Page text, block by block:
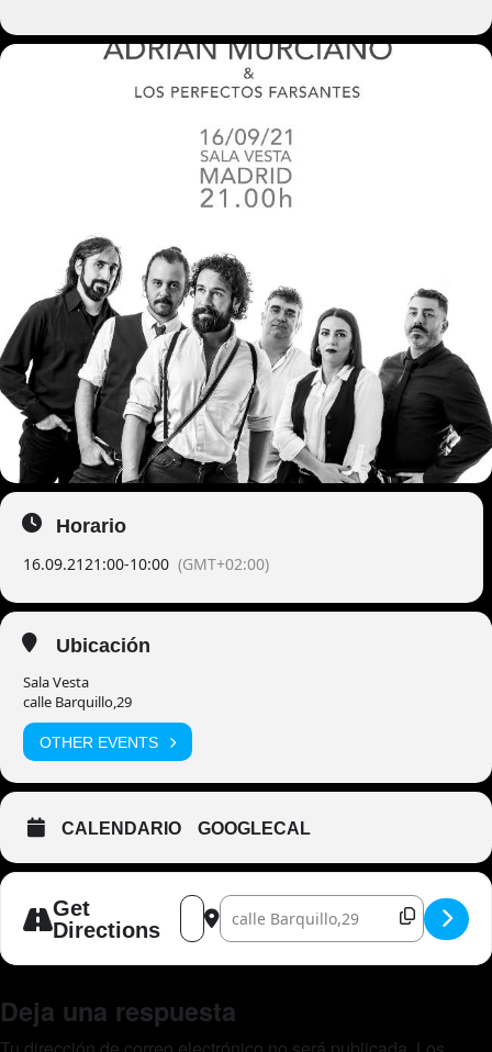
Horario
16.09.2121:00-10:00 (GMT+02:00)
Ubicación
Sala Vesta
calle Barquillo,29
OTHER EVENTS
CALENDARIO GOOGLECAL
Get
Directions
Address - Adrián Murciano & Los
Destination Address - Adrián
Deja una respuesta